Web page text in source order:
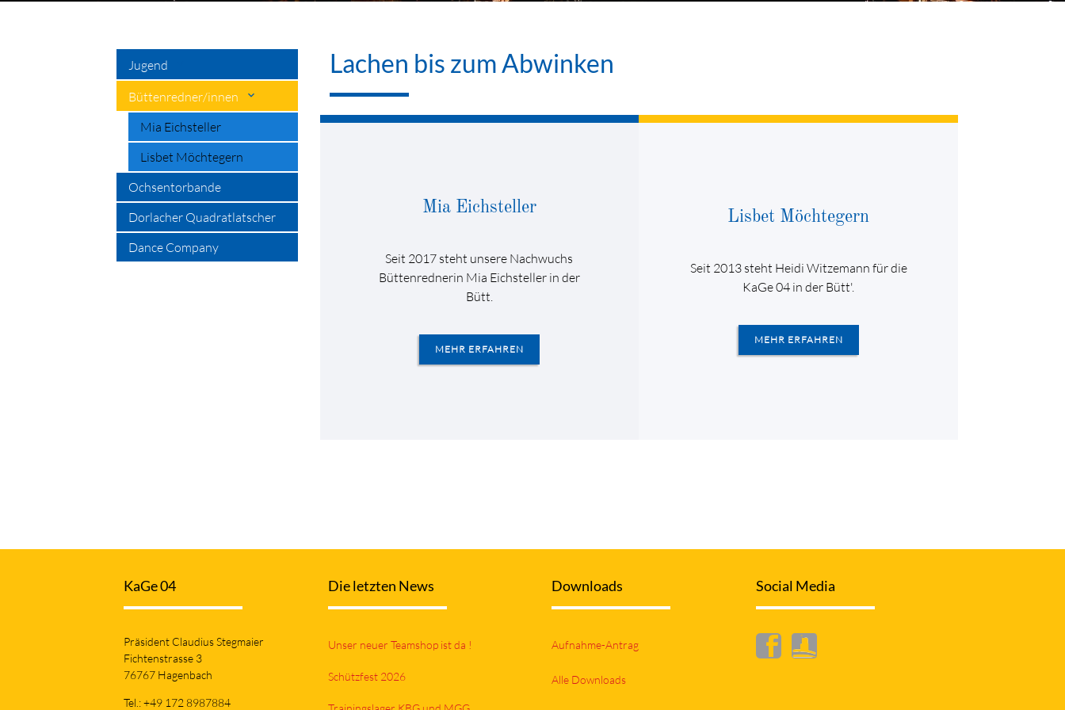
Lachen bis zum Abwinken
Mia Eichsteller
Seit 2017 steht unsere Nachwuchs
Büttenrednerin Mia Eichsteller in der
Bütt.
MEHR ERFAHREN
Lisbet Möchtegern
Seit 2013 steht Heidi Witzemann für die
KaGe 04 in der Bütt'.
MEHR ERFAHREN
Jugend
Büttenredner/innen
Mia Eichsteller
Lisbet Möchtegern
Ochsentorbande
Dorlacher Quadratlatscher
Dance Company
KaGe 04
Präsident Claudius Stegmaier
Fichtenstrasse 3
76767 Hagenbach
Tel.: +49 172 8987884
Die letzten News
Unser neuer Teamshop ist da !
Schützfest 2026
Downloads
Aufnahme-Antrag
Alle Downloads
Social Media